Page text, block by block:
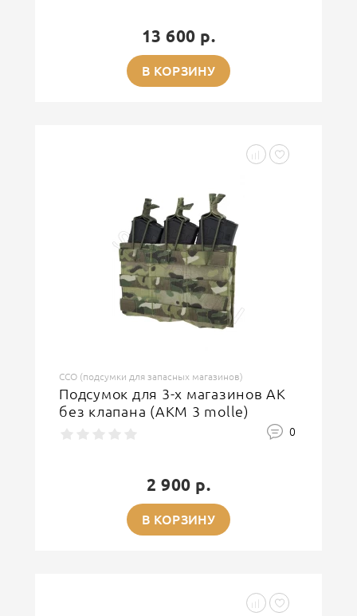
13 600 р.
В КОРЗИНУ
ССО (подсумки для запасных магазинов)
Подсумок для 3-х магазинов АК
без клапана (АКМ 3 molle)
0
2 900 р.
В КОРЗИНУ